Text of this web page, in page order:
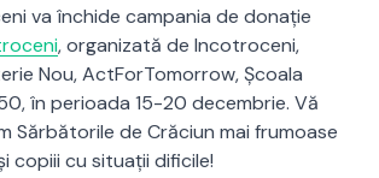
va închide campania de donaţie
, organizată de Incotroceni,
Nou, ActForTomorrow, Școala
în perioada 15-20 decembrie. Vă
Sărbătorile de Crăciun mai frumoase
copiii cu situații dificile!